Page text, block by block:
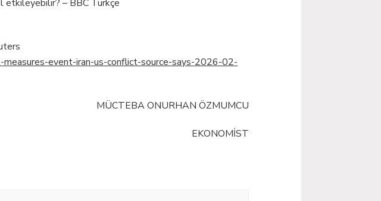
etkileyebilir? – BBC Türkçe
event-iran-us-conflict-source-says-2026-02-
MÜCTEBA ONURHAN ÖZMUMCU
EKONOMİST